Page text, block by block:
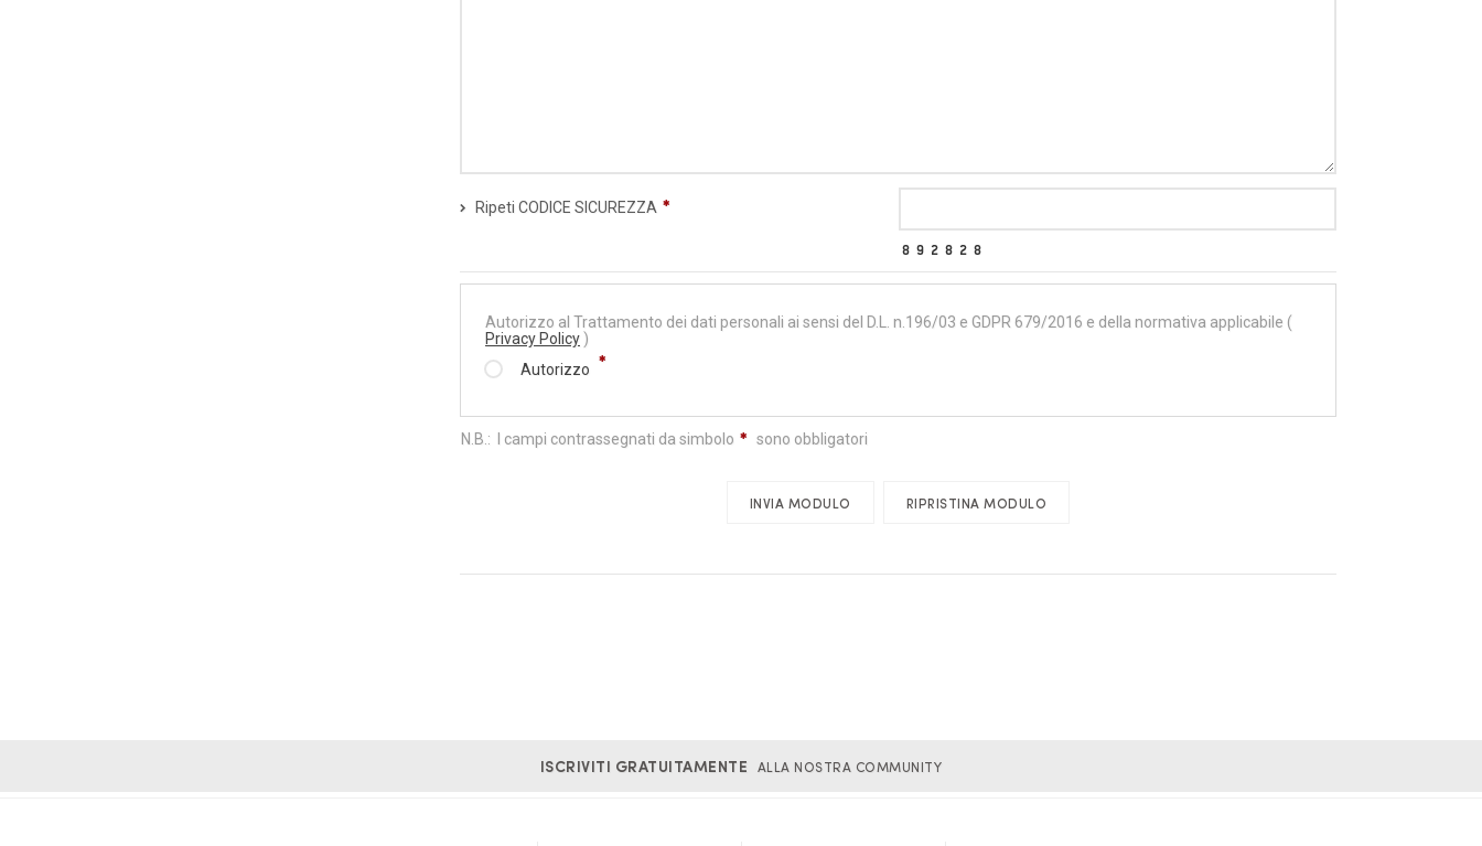
Ripeti CODICE SICUREZZA
Autorizzo al Trattamento dei dati personali ai sensi del D.L. n.196/03 e GDPR 679/2016 e della normativa applicabile (
Privacy Policy )
Autorizzo
N.B.: I campi contrassegnati da simbolo sono obbligatori
ISCRIVITI GRATUITAMENTE ALLA NOSTRA COMMUNITY